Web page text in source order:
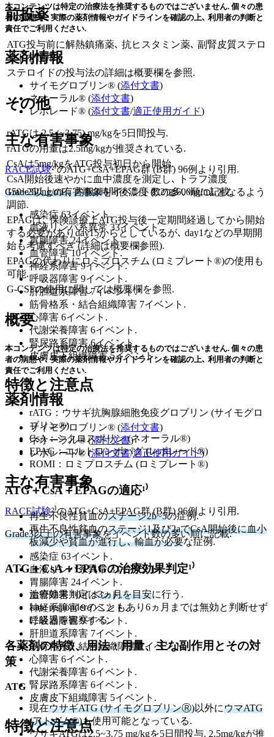
本コンテンツは特定の治療法を推奨するものではございません. 個々の患
者の病態や､ 実際の薬剤情報やガイドラインを確認の上､ 利用者の判断と
責任でご利用ください.
薬剤情報
サイモグロブリン® (添付文書)
ネオーラル® (添付文書)
レボレード® (添付文書/適正使用ガイド)
主な有害事象
RACE試験²⁾のATG+CsA+EPAG群 (B群) 96例より引用.
Grade3以上の有害事象をイベント数の多い順に記載.
感染症 63イベント.
血液リンパ系異常 33イベント.
胃腸障害 24イベント.
血管障害 10イベント.
神経系障害 9イベント.
呼吸器障害 9イベント.
肝胆道系障害 7イベント.
筋骨格系・結合組織障害 7イベント.
心障害 6イベント.
代謝栄養障害 6イベント.
腎尿路系障害 6イベント.
皮膚皮下組織障害 5イベント.
特徴と注意点
rATG：ウサギ抗胸腺細胞免疫グロブリン (サイモグロ
ブリン®)
CsA：シクロスポリン (ネオーラル®)
EPAG：エルトロンボパグ (レボレード®)
ROMI：ロミプロスチム (ロミプレート®)
ATG＋CsA＋EPAGの適応¹⁾
再生不良性貧血のステージ2b~5の症例.
再生不良性貧血のステージ1及び2aでCsA開始後に血小
板減少や貧血が進行し､ 輸血が必要な症例.
ATG＋CsA＋EPAGの治療効果判定¹⁾
治療効果判定は3ヵ月を目安に行う.
Late responderのこともあり6ヵ月までは無効と判断せず
に経過を観察する.
各薬剤の特徴、用法・用量、主な副作用とその対
策
ATG
現在ウサギATG (サイモグロブリンⓇ)以外にウマATG
(アトガム®)も使用可能となっている.
ウサギATGは2.5~3.75 mg/kgを5日間投与. 2.5mg/kgが推
前投薬
ATG投与前に解熱鎮痛薬､ 抗ヒスタミン薬､ 副腎皮質ステロ
イドを使用.
ステロイドの投与法の詳細は概要欄を参照.
その他
rATGは 2.5 (~3.75) mg/kgを5日間投与.
rATGの用量は2.5mg/kgが推奨されている.
CsAは5mg/kgをATG投与初日から開始.
CsA開始後速やかに血中濃度を測定し､ トラフ濃度
150~250ng/mL､ 内服2時間後濃度 (C2)≧600ng/mLとなるよう
調節.
EPAGは､ 保険診療上ATG投与後一定期間経過してから開始
する必要がありday15からとしているが､ day1などの早期開
始も考慮すべき (詳細は概要欄参照).
EPAGの代わりにロミプロスチム (ロミプレート®)の使用も
可能.
G-CSFの使用に関しては概要欄を参照.
概要
本コンテンツは特定の治療法を推奨するものではございません. 個々の患
者の病態や､ 実際の薬剤情報やガイドラインを確認の上､ 利用者の判断と
責任でご利用ください.
薬剤情報
サイモグロブリン® (添付文書)
ネオーラル® (添付文書)
レボレード® (添付文書/適正使用ガイド)
主な有害事象
RACE試験²⁾のATG+CsA+EPAG群 (B群) 96例より引用.
Grade3以上の有害事象をイベント数の多い順に記載.
感染症 63イベント.
血液リンパ系異常 33イベント.
胃腸障害 24イベント.
血管障害 10イベント.
神経系障害 9イベント.
呼吸器障害 9イベント.
肝胆道系障害 7イベント.
筋骨格系・結合組織障害 7イベント.
心障害 6イベント.
代謝栄養障害 6イベント.
腎尿路系障害 6イベント.
皮膚皮下組織障害 5イベント.
特徴と注意点